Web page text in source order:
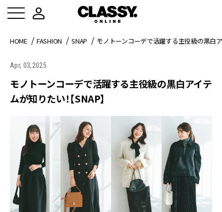
HOME FASHION SNAP モノトーンコーデで活躍する主役級の黒白
Apr, 03,2025
モノトーンコーデで活躍する主役級の黒白アイテ
ムが知りたい！【SNAP】